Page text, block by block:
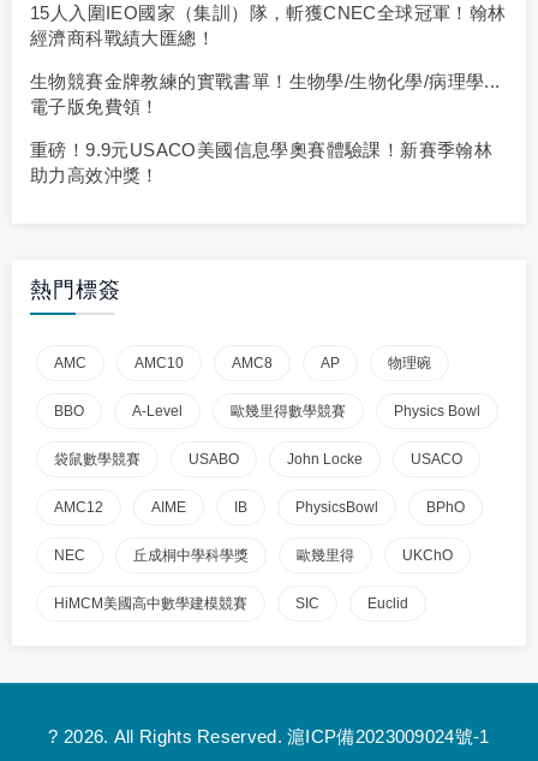
15人入圍IEO國家（集訓）隊，斬獲CNEC全球冠軍！翰林
經濟商科戰績大匯總！
生物競賽金牌教練的實戰書單！生物學/生物化學/病理學...
電子版免費領！
重磅！9.9元USACO美國信息學奧賽體驗課！新賽季翰林
助力高效沖獎！
熱門標簽
AMC AMC10 AMC8 AP 物理碗
BBO A-Level 歐幾里得數學競賽 Physics Bowl
袋鼠數學競賽 USABO John Locke USACO
AMC12 AIME IB PhysicsBowl BPhO
NEC 丘成桐中學科學獎 歐幾里得 UKChO
HiMCM美國高中數學建模競賽 SIC Euclid
? 2026. All Rights Reserved.滬ICP備2023009024號-1